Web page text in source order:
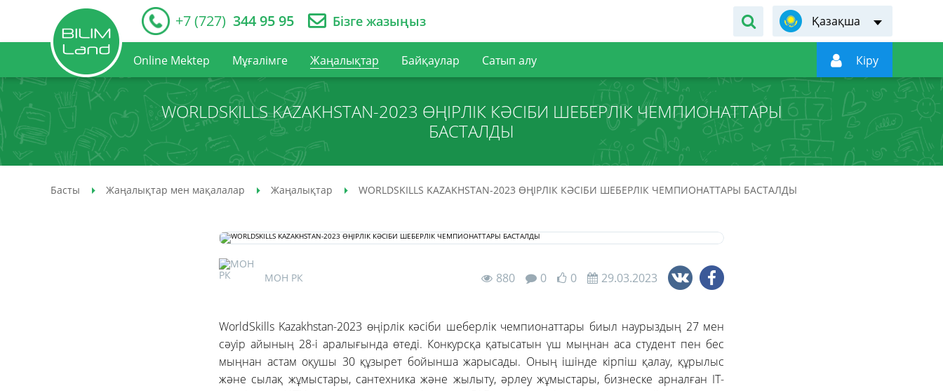
+7 (727) 344 95 95 Бізге жазыңыз Қазақша
Online Mektep Мұғалімге Жаңалықтар Байқаулар Сатып алу  Кiру
WORLDSKILLS KAZAKHSTAN-2023 ӨҢІРЛІК КӘСІБИ ШЕБЕРЛІК ЧЕМПИОНАТТАРЫ
БАСТАЛДЫ
Басты Жаңалықтар мен мақалалар Жаңалықтар WORLDSKILLS KAZAKHSTAN-2023 ӨҢІРЛІК КӘСІБИ ШЕБЕРЛІК ЧЕМПИОНАТТАРЫ БАСТАЛДЫ
МОН РК 880 0 0 29.03.2023
WorldSkills Kazakhstan-2023 өңірлік кәсіби шеберлік чемпионаттары биыл наурыздың 27 мен
сәуір айының 28-і аралығында өтеді. Конкурсқа қатысатын үш мыңнан аса студент пен бес
мыңнан астам оқушы 30 құзырет бойынша жарысады. Оның ішінде кірпіш қалау, құрылыс
және сылақ жұмыстары, сантехника және жылыту, әрлеу жұмыстары, бизнеске арналған IT-